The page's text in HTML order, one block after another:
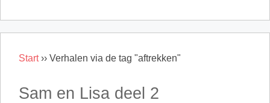
Start›› Verhalen via de tag "aftrekken"
Sam en Lisa deel 2